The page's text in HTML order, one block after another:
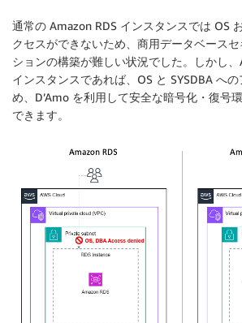
通常の Amazon RDS インスタンスでは OS
クセスができないため、商用データベース
ションの構築が難しい状況でした。しかし
インスタンスであれば、OS と SYSDBA へ
め、D’Amo を利用して安全な暗号化・復号
できます。